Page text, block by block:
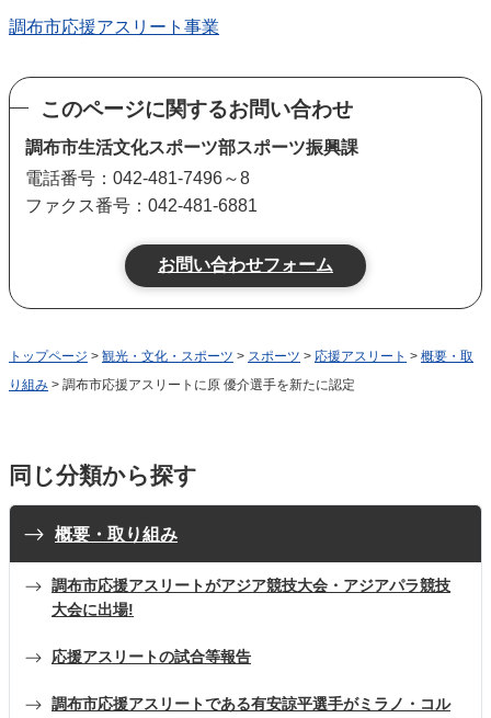
調布市応援アスリート事業
このページに関するお問い合わせ
調布市生活文化スポーツ部スポーツ振興課
電話番号：042-481-7496～8
ファクス番号：042-481-6881
トップページ > 観光・文化・スポーツ > スポーツ > 応援アスリート > 概要・取
り組み > 調布市応援アスリートに原 優介選手を新たに認定
同じ分類から探す
概要・取り組み
調布市応援アスリートがアジア競技大会・アジアパラ競技
大会に出場!
応援アスリートの試合等報告
調布市応援アスリートである有安諒平選手がミラノ・コル